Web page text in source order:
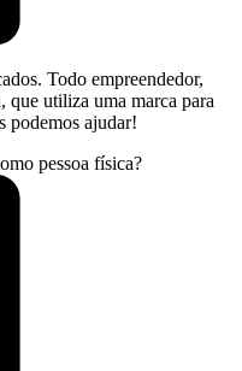
Todo empreendedor,
que utiliza uma marca para
podemos ajudar!
pessoa física?